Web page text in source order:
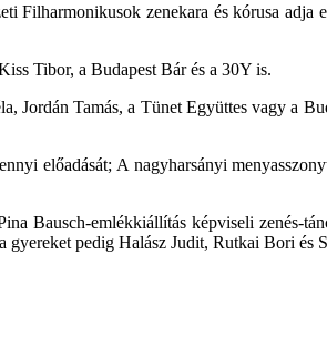
Filharmonikusok zenekara és kórusa adja
Tibor, a Budapest Bár és a 30Y is.
Tamás, a Tünet Együttes vagy a
előadását; A nagyharsányi
Bausch-emlékkiállítás képviseli zenés-
gyereket pedig Halász Judit, Rutkai Bori és